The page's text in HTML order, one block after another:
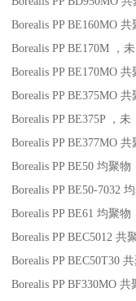
Borealis PP BE160MO 共
Borealis PP BE170M
，未
Borealis PP BE170MO 共
Borealis PP BE375MO 共
Borealis PP BE375P
，未
Borealis PP BE377MO 共
Borealis PP BE50 均聚物
Borealis PP BE50-7032
Borealis PP BE61 均聚物
Borealis PP BEC5012 共
Borealis PP BEC50T30
Borealis PP BF330MO 共